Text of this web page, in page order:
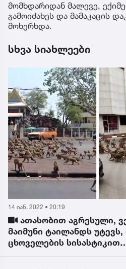
მომხდარიდან მალევე,
გამოიძახეს და მამაკაცის
მოხერხდა.
სხვა სიახლეები
14 იან. 2022 • 20:03
ექიმებმა „ჩუმი“კიბოს
სიმპტომი დაასახელეს